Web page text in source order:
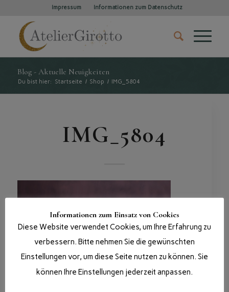
Impressum Informationen zum Datenschutz
Blog - Aktuelle Neuigkeiten
Du bist hier: Startseite / Shop / IMG_5804
IMG_5804
Informationen zum Einsatz von Cookies
Diese Website verwendet Cookies, um Ihre Erfahrung zu
verbessern. Bitte nehmen Sie die gewünschten
Einstellungen vor, um diese Seite nutzen zu können. Sie
können Ihre Einstellungen jederzeit anpassen.